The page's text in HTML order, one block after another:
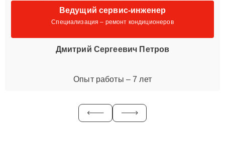
Ведущий сервис-инженер
Специализация – ремонт кондиционеров
Дмитрий Сергеевич Петров
Опыт работы – 7 лет